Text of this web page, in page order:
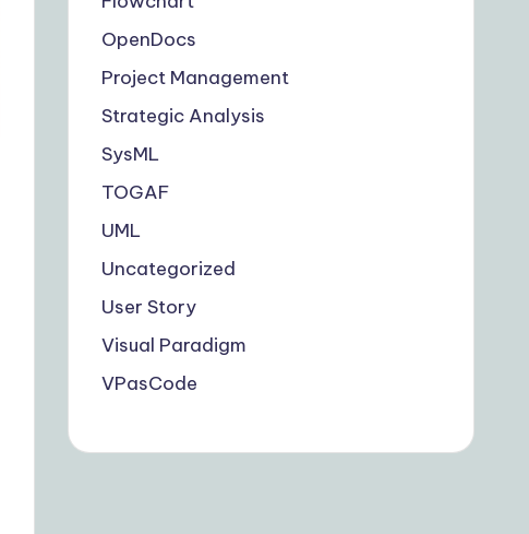
OpenDocs
Project Management
Strategic Analysis
SysML
TOGAF
UML
Uncategorized
User Story
Visual Paradigm
VPasCode